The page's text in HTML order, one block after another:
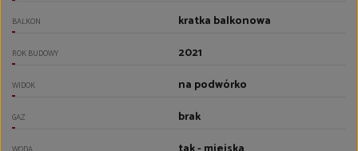
BALKON kratka balkonowa
ROK BUDOWY 2021
WIDOK na podwórko
GAZ brak